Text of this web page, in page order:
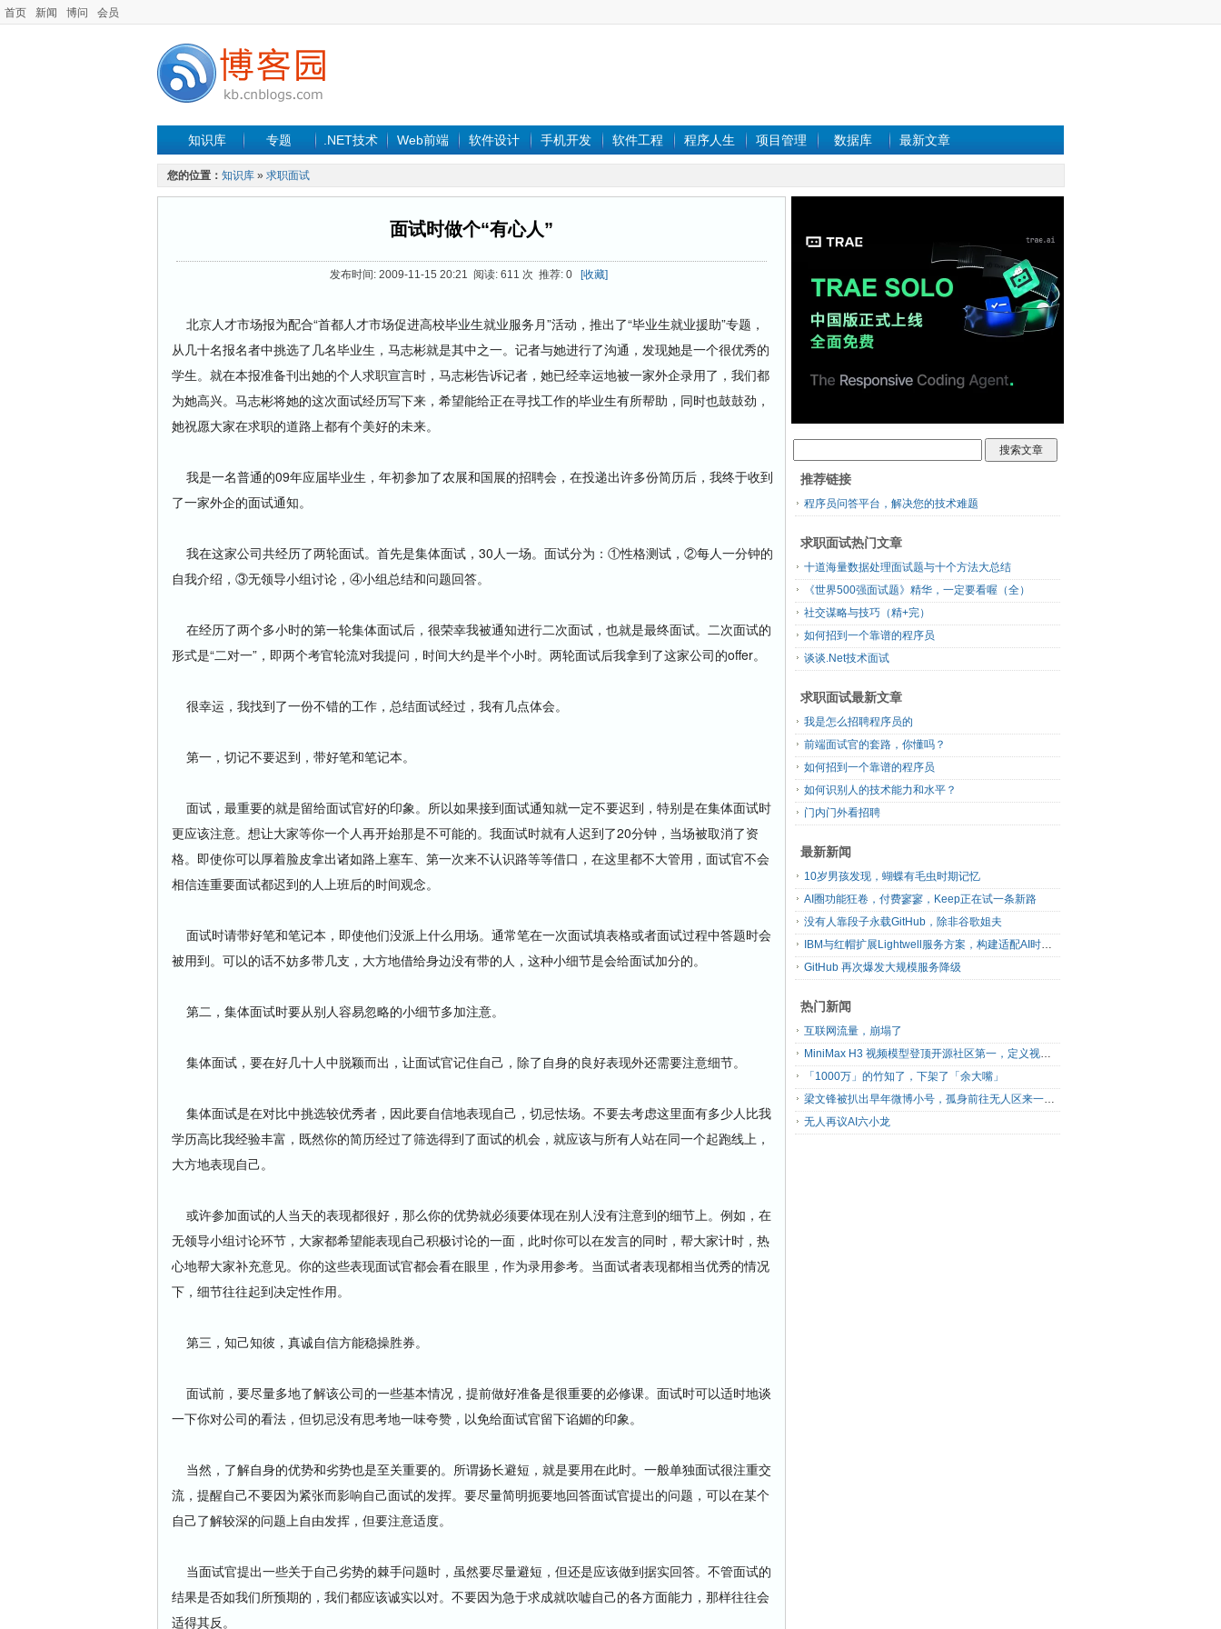
首页 新闻 博问 会员
知识库 专题 .NET技术 Web前端 软件设计 手机开发 软件工程 程序人生 项目管理 数据库 最新文章
您的位置： 知识库 » 求职面试
面试时做个“有心人”
发布时间: 2009-11-15 20:21 阅读: 611 次 推荐: 0 [收藏]
北京人才市场报为配合“首都人才市场促进高校毕业生就业服务月”活动，推出了“毕业生就业援助”专题，
从几十名报名者中挑选了几名毕业生，马志彬就是其中之一。记者与她进行了沟通，发现她是一个很优秀的
学生。就在本报准备刊出她的个人求职宣言时，马志彬告诉记者，她已经幸运地被一家外企录用了，我们都
为她高兴。马志彬将她的这次面试经历写下来，希望能给正在寻找工作的毕业生有所帮助，同时也鼓鼓劲，
她祝愿大家在求职的道路上都有个美好的未来。
我是一名普通的09年应届毕业生，年初参加了农展和国展的招聘会，在投递出许多份简历后，我终于收到
了一家外企的面试通知。
我在这家公司共经历了两轮面试。首先是集体面试，30人一场。面试分为：①性格测试，②每人一分钟的
自我介绍，③无领导小组讨论，④小组总结和问题回答。
在经历了两个多小时的第一轮集体面试后，很荣幸我被通知进行二次面试，也就是最终面试。二次面试的
形式是“二对一”，即两个考官轮流对我提问，时间大约是半个小时。两轮面试后我拿到了这家公司的offer。
很幸运，我找到了一份不错的工作，总结面试经过，我有几点体会。
第一，切记不要迟到，带好笔和笔记本。
面试，最重要的就是留给面试官好的印象。所以如果接到面试通知就一定不要迟到，特别是在集体面试时
更应该注意。想让大家等你一个人再开始那是不可能的。我面试时就有人迟到了20分钟，当场被取消了资
格。即使你可以厚着脸皮拿出诸如路上塞车、第一次来不认识路等等借口，在这里都不大管用，面试官不会
相信连重要面试都迟到的人上班后的时间观念。
面试时请带好笔和笔记本，即使他们没派上什么用场。通常笔在一次面试填表格或者面试过程中答题时会
被用到。可以的话不妨多带几支，大方地借给身边没有带的人，这种小细节是会给面试加分的。
第二，集体面试时要从别人容易忽略的小细节多加注意。
集体面试，要在好几十人中脱颖而出，让面试官记住自己，除了自身的良好表现外还需要注意细节。
集体面试是在对比中挑选较优秀者，因此要自信地表现自己，切忌怯场。不要去考虑这里面有多少人比我
学历高比我经验丰富，既然你的简历经过了筛选得到了面试的机会，就应该与所有人站在同一个起跑线上，
大方地表现自己。
或许参加面试的人当天的表现都很好，那么你的优势就必须要体现在别人没有注意到的细节上。例如，在
无领导小组讨论环节，大家都希望能表现自己积极讨论的一面，此时你可以在发言的同时，帮大家计时，热
心地帮大家补充意见。你的这些表现面试官都会看在眼里，作为录用参考。当面试者表现都相当优秀的情况
下，细节往往起到决定性作用。
第三，知己知彼，真诚自信方能稳操胜券。
面试前，要尽量多地了解该公司的一些基本情况，提前做好准备是很重要的必修课。面试时可以适时地谈
一下你对公司的看法，但切忌没有思考地一味夸赞，以免给面试官留下谄媚的印象。
当然，了解自身的优势和劣势也是至关重要的。所谓扬长避短，就是要用在此时。一般单独面试很注重交
流，提醒自己不要因为紧张而影响自己面试的发挥。要尽量简明扼要地回答面试官提出的问题，可以在某个
自己了解较深的问题上自由发挥，但要注意适度。
当面试官提出一些关于自己劣势的棘手问题时，虽然要尽量避短，但还是应该做到据实回答。不管面试的
结果是否如我们所预期的，我们都应该诚实以对。不要因为急于求成就吹嘘自己的各方面能力，那样往往会
适得其反。
推荐链接
程序员问答平台，解决您的技术难题
求职面试热门文章
十道海量数据处理面试题与十个方法大总结
《世界500强面试题》精华，一定要看喔（全）
社交谋略与技巧（精+完）
如何招到一个靠谱的程序员
谈谈.Net技术面试
求职面试最新文章
我是怎么招聘程序员的
前端面试官的套路，你懂吗？
如何招到一个靠谱的程序员
如何识别人的技术能力和水平？
门内门外看招聘
最新新闻
10岁男孩发现，蝴蝶有毛虫时期记忆
AI圈功能狂卷，付费寥寥，Keep正在试一条新路
没有人靠段子永载GitHub，除非谷歌姐夫
IBM与红帽扩展Lightwell服务方案，构建适配AI时代开源生态的可信基础设施
GitHub 再次爆发大规模服务降级
热门新闻
互联网流量，崩塌了
MiniMax H3 视频模型登顶开源社区第一，定义视频模型领域“斩杀线”
「1000万」的竹知了，下架了「余大嘴」
梁文锋被扒出早年微博小号，孤身前往无人区来一场相当 deep 的 seek 旅行
无人再议AI六小龙